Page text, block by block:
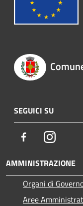
SEGUICI SU
FacebookInstagram
AMMINISTRAZIONE
Organi di
Aree